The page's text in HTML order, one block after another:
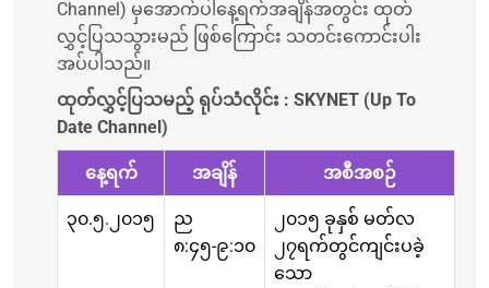
Channel) မှအောက်ပါနေ့ရက်အချိန်အတွင်း ထုတ်
လွှင့်ပြသသွားမည် ဖြစ်ကြောင်း သတင်းကောင်းပါး
အပ်ပါသည်။
ထုတ်လွှင့်ပြသမည့် ရုပ်သံလိုင်း : SKYNET (Up To
Date Channel)
နေ့ရက် အချိန် အစီအစဉ်
၃၀.၅.၂၀၁၅
ည
၈:၄၅-၉:၁၀
၂၀၁၅ ခုနှစ် မတ်လ
၂၇ရက်တွင်ကျင်းပခဲ့
သော